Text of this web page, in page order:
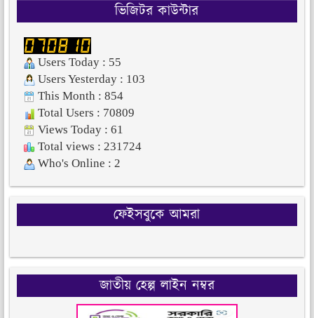
ভিজিটর কাউন্টার
Users Today : 55
Users Yesterday : 103
This Month : 854
Total Users : 70809
Views Today : 61
Total views : 231724
Who's Online : 2
ফেইসবুকে আমরা
জাতীয় হেল্প লাইন নম্বর